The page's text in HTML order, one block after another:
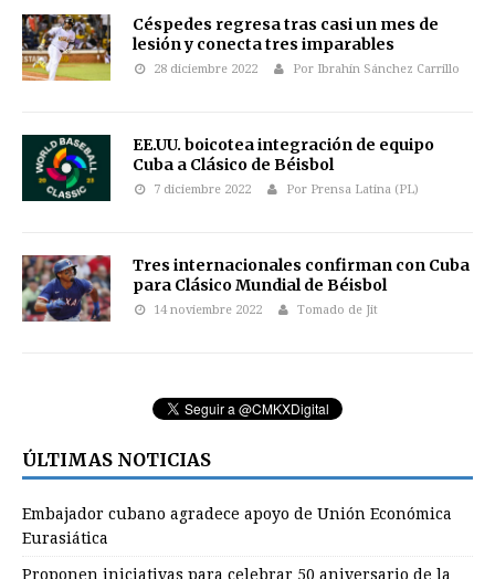
Céspedes regresa tras casi un mes de
lesión y conecta tres imparables
28 diciembre 2022 Por Ibrahín Sánchez Carrillo
EE.UU. boicotea integración de equipo
Cuba a Clásico de Béisbol
7 diciembre 2022 Por Prensa Latina (PL)
Tres internacionales confirman con Cuba
para Clásico Mundial de Béisbol
14 noviembre 2022 Tomado de Jit
ÚLTIMAS NOTICIAS
Embajador cubano agradece apoyo de Unión Económica
Eurasiática
Proponen iniciativas para celebrar 50 aniversario de la